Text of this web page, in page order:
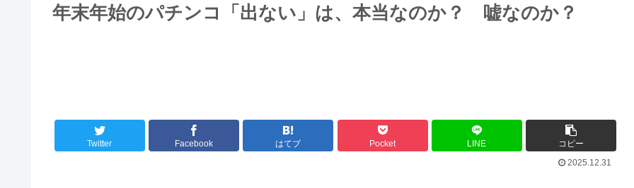
年末年始のパチンコ「出ない」は、本当なのか？ 嘘なのか？
Twitter Facebook はてブ Pocket LINE
コピー
2025.12.31